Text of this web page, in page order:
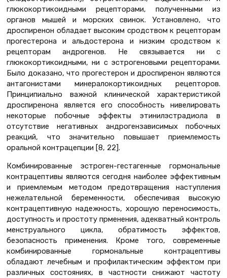
глюкокортикоидными рецепторами, полученными из
органов мышей и морских свинок. Установлено, что
дроспиренон обладает высоким сродством к рецепторам
прогестерона и альдостерона и низким сродством к
рецепторам андрогенов. Не связывается ни с
глюкокортикоидными, ни с эстрогеновыми рецепторами.
Было доказано, что прогестерон и дроспиренон являются
антагонистами минералокортикоидных рецепторов.
Принципиально важной клинической характеристикой
дроспиренона является его способность нивелировать
некоторые побочные эффекты этинилэстрадиола в
отсутствие негативных андрогензависимых побочных
реакций, что значительно повышает приемлемость
оральной контрацепции [8, 22].
Комбинированные эстроген-гестагенные гормональные
контрацептивы являются сегодня наиболее эффективным
и приемлемым методом предотвращения наступления
нежелательной беременности, обеспечивая высокую
контрацептивную надежность, хорошую переносимость,
доступность и простоту прменения, адекватный контроль
менструального цикла, обратимость эффектов,
безопасность применения. Кроме того, современные
комбинированные гормональные контрацептивы
обладают лечебным и профилактическим эффектом при
различных состояниях, в частности снижают частоту